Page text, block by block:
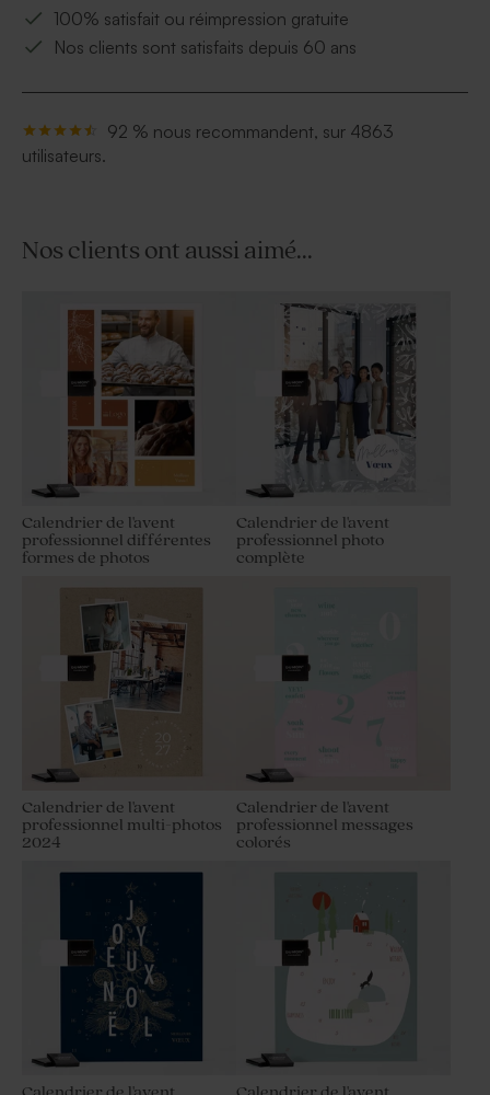
100% satisfait ou réimpression gratuite
Nos clients sont satisfaits depuis 60 ans
92 % nous recommandent, sur 4863
utilisateurs.
Nos clients ont aussi aimé...
Calendrier de l'avent
professionnel différentes
formes de photos
Calendrier de l'avent
professionnel photo
complète
Calendrier de l'avent
professionnel multi-photos
2024
Calendrier de l'avent
professionnel messages
colorés